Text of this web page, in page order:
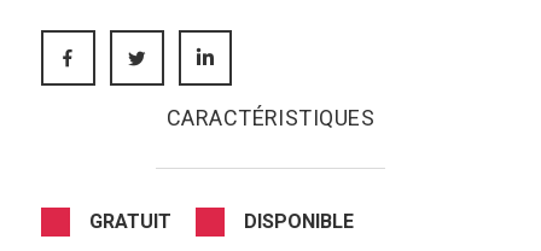
FACEBOOKTWITTER
CARACTÉRISTIQUES
GRATUIT DISPONIBLE